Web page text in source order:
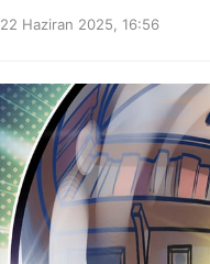
22 Haziran 2025, 16:56